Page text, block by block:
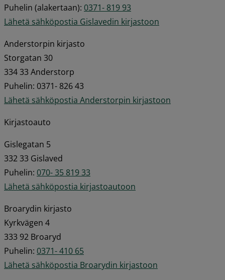
Puhelin (alakertaan): 0371- 819 93
Lähetä sähköpostia Gislavedin kirjastoon
Anderstorpin kirjasto
Storgatan 30
334 33 Anderstorp
Puhelin: 0371- 826 43
Lähetä sähköpostia Anderstorpin kirjastoon
Kirjastoauto
Gislegatan 5
332 33 Gislaved
Puhelin: 070- 35 819 33
Lähetä sähköpostia kirjastoautoon
Broarydin kirjasto
Kyrkvägen 4
333 92 Broaryd
Puhelin: 0371- 410 65
Lähetä sähköpostia Broarydin kirjastoon